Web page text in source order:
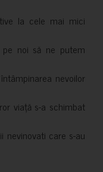
la cele mai mici
noi să ne putem
nevoilor
viață s-a schimbat
nevinovati care s-au